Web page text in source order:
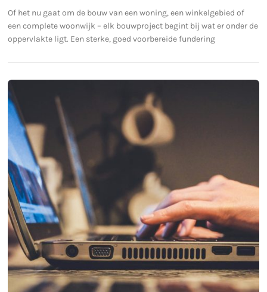
Of het nu gaat om de bouw van een woning, een winkelgebied of
een complete woonwijk – elk bouwproject begint bij wat er onder de
oppervlakte ligt. Een sterke, goed voorbereide fundering